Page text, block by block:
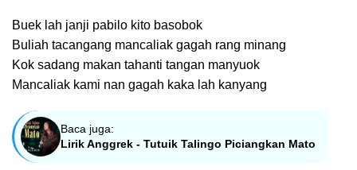
Buek lah janji pabilo kito basobok
Buliah tacangang mancaliak gagah rang minang
Kok sadang makan tahanti tangan manyuok
Mancaliak kami nan gagah kaka lah kanyang
Baca juga:
Lirik Anggrek - Tutuik Talingo Piciangkan Mato